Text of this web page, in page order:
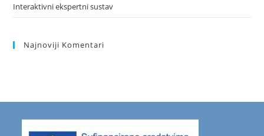
Interaktivni ekspertni sustav
Najnoviji Komentari